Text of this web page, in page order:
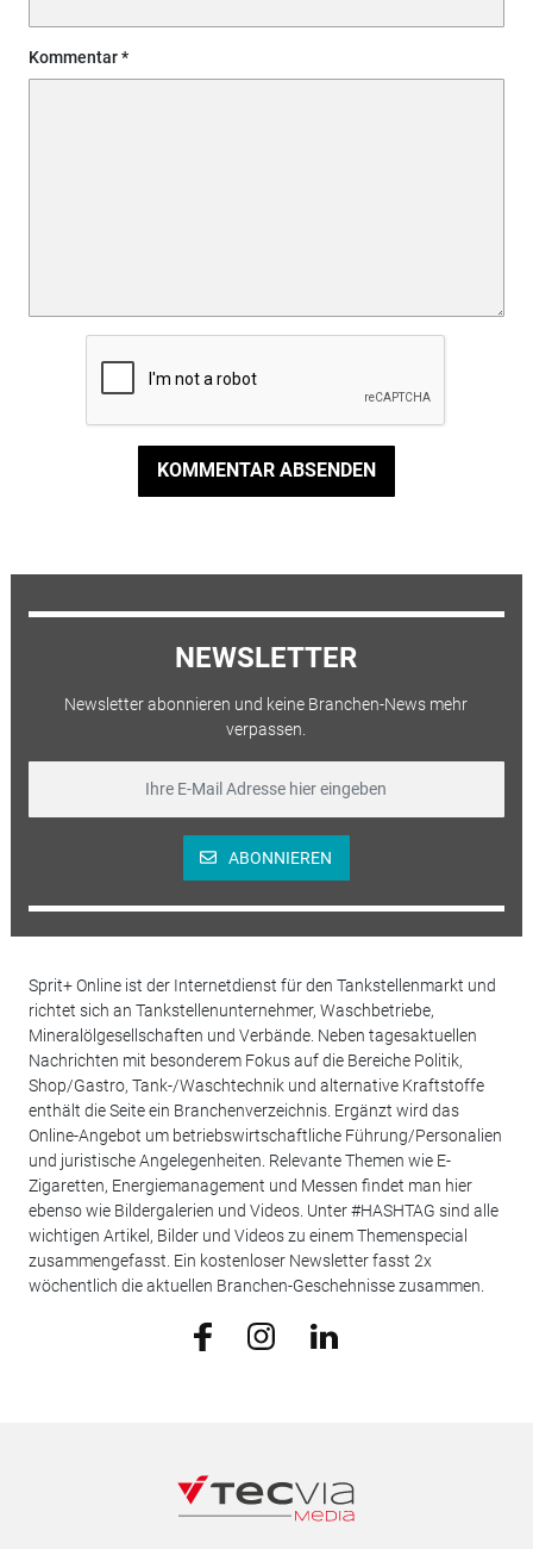
Kommentar
KOMMENTAR ABSENDEN
NEWSLETTER
Newsletter abonnieren und keine Branchen-News mehr
verpassen.
ABONNIEREN
Sprit+ Online ist der Internetdienst für den Tankstellenmarkt und
richtet sich an Tankstellenunternehmer, Waschbetriebe,
Mineralölgesellschaften und Verbände. Neben tagesaktuellen
Nachrichten mit besonderem Fokus auf die Bereiche Politik,
Shop/Gastro, Tank-/Waschtechnik und alternative Kraftstoffe
enthält die Seite ein Branchenverzeichnis. Ergänzt wird das
Online-Angebot um betriebswirtschaftliche Führung/Personalien
und juristische Angelegenheiten. Relevante Themen wie E-
Zigaretten, Energiemanagement und Messen findet man hier
ebenso wie Bildergalerien und Videos. Unter #HASHTAG sind alle
wichtigen Artikel, Bilder und Videos zu einem Themenspecial
zusammengefasst. Ein kostenloser Newsletter fasst 2x
wöchentlich die aktuellen Branchen-Geschehnisse zusammen.